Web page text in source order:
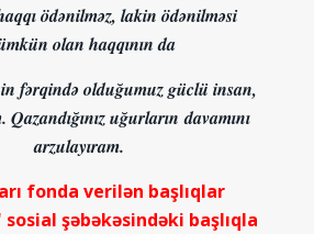
ödənilməz, lakin ödənilməsi
olan haqqının da
fərqində olduğumuz güclü insan,
uğurların davamını
arzulayıram.
fonda verilən başlıqlar
şəbəkəsindəki başlıqla